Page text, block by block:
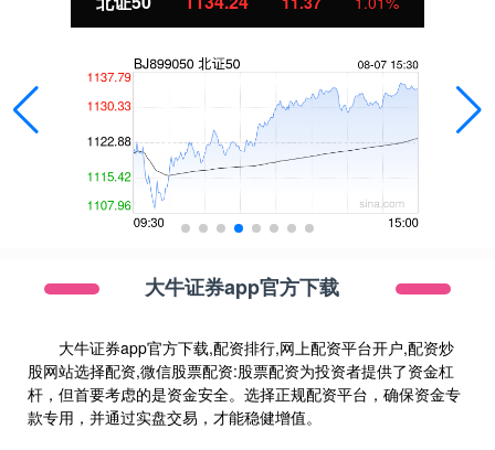
大牛证券app官方下载
大牛证券app官方下载,配资排行,网上配资平台开户,配资炒
股网站选择配资,微信股票配资:股票配资为投资者提供了资金杠
杆，但首要考虑的是资金安全。选择正规配资平台，确保资金专
款专用，并通过实盘交易，才能稳健增值。